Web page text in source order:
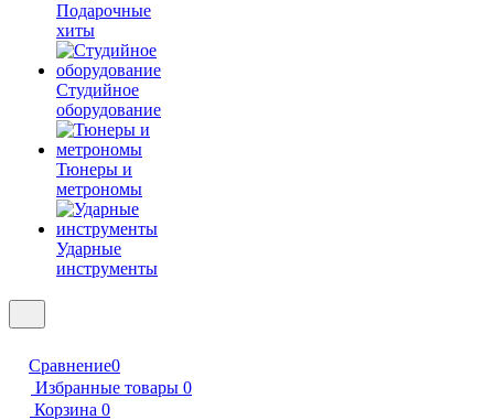
Подарочные
хиты
Студийное
оборудование
Тюнеры и
метрономы
Ударные
инструменты
Сравнение0
Избранные товары 0
Корзина 0